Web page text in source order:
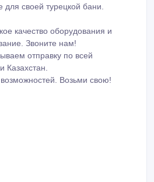
своей турецкой бани.
качество оборудования и
Звоните нам!
отправку по всей
Казахстан.
Возьми свою!